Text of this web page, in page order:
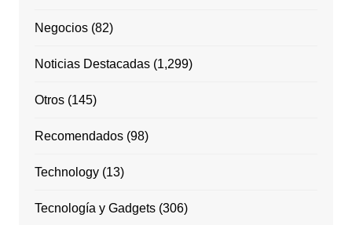
Negocios(82)
Noticias Destacadas(1,299)
Otros(145)
Recomendados(98)
Technology(13)
Tecnología y Gadgets(306)